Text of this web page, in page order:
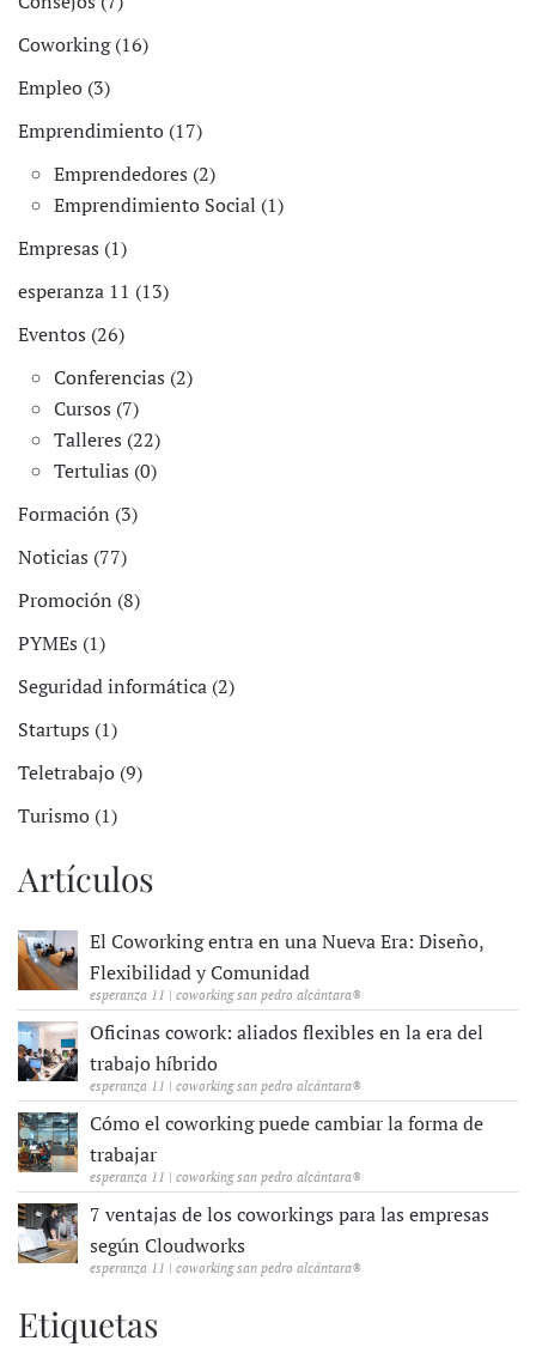
Coworking (16)
Empleo (3)
Emprendimiento (17)
Emprendedores (2)
Emprendimiento Social (1)
Empresas (1)
esperanza 11 (13)
Eventos (26)
Conferencias (2)
Cursos (7)
Talleres (22)
Tertulias (0)
Formación (3)
Noticias (77)
Promoción (8)
PYMEs (1)
Seguridad informática (2)
Startups (1)
Teletrabajo (9)
Turismo (1)
Artículos
El Coworking entra en una Nueva Era: Diseño,
Flexibilidad y Comunidad
esperanza 11 | coworking san pedro alcántara®
Oficinas cowork: aliados flexibles en la era del
trabajo híbrido
esperanza 11 | coworking san pedro alcántara®
Cómo el coworking puede cambiar la forma de
trabajar
esperanza 11 | coworking san pedro alcántara®
7 ventajas de los coworkings para las empresas
según Cloudworks
esperanza 11 | coworking san pedro alcántara®
Etiquetas